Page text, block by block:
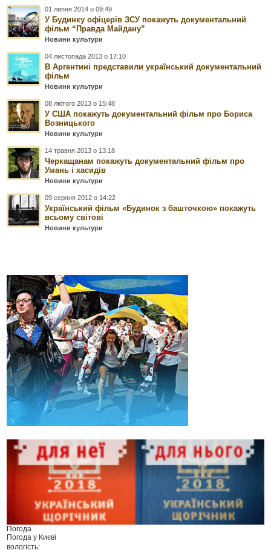
01 липня 2014 о 09:49
У Будинку офіцерів ЗСУ покажуть документальний
фільм “Правда Майдану”
Новини культури
04 листопада 2013 о 17:10
В Аргентині представили український документальний
фільм
Новини культури
08 лютого 2013 о 15:48
У США покажуть документальний фільм про Бориса
Возницького
Новини культури
14 травня 2013 о 13:18
Черкащанам покажуть документальний фільм про
Умань і хасидів
Новини культури
09 серпня 2012 о 14:22
Український фільм «Будинок з башточкою» покажуть
всьому світові
Новини культури
Погода
Погода у Києві
вологість: